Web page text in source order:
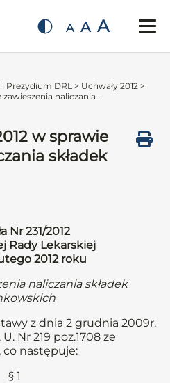
A A A
i Prezydium DRL > Uchwały 2012 >
zawieszenia naliczania...
w sprawie
składek
Nr 231/2012
Rady Lekarskiej
2012 roku
naliczania składek
z dnia 2 grudnia 2009r.
Nr 219 poz.1708 ze
co następuje:
§ 1